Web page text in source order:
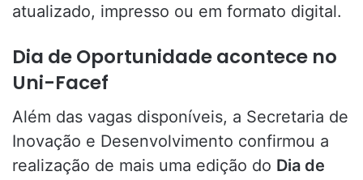
atualizado, impresso ou em formato digital.
Dia de Oportunidade acontece no
Uni-Facef
Além das vagas disponíveis, a Secretaria de
Inovação e Desenvolvimento confirmou a
realização de mais uma edição do Dia de